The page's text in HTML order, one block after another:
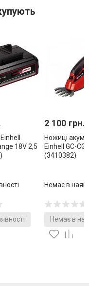
18V 2,5
2 100 грн.
Ножиці
Einhell GC-
(3410382)
Немає в
Немає в